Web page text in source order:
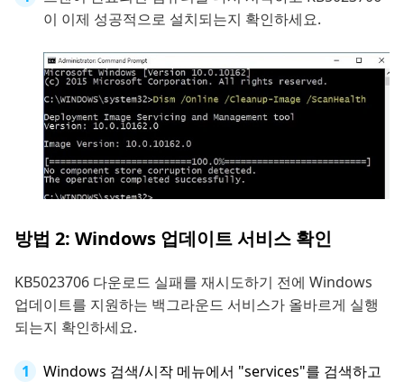
이 이제 성공적으로 설치되는지 확인하세요.
방법 2: Windows 업데이트 서비스 확인
KB5023706 다운로드 실패를 재시도하기 전에 Windows
업데이트를 지원하는 백그라운드 서비스가 올바르게 실행
되는지 확인하세요.
Windows 검색/시작 메뉴에서 "services"를 검색하고